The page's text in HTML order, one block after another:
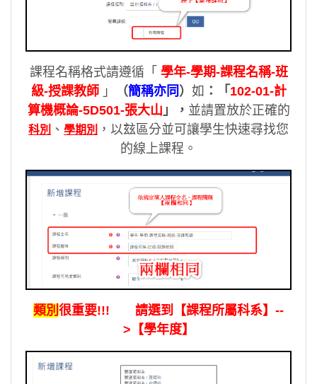
課程名稱格式請遵循「 學年-學期-課程名稱-班
級-授課教師」 （簡稱亦同 ） 如 ：「 102-01-計
算機概論-5D501-張大山 」， 並請置放於正確的
科別 、 學期別
，以玆區分並可讓學生快速尋找您
的線上課程。
類別 很重要!!! 請選到【課程所屬科系】--
>【學年度】